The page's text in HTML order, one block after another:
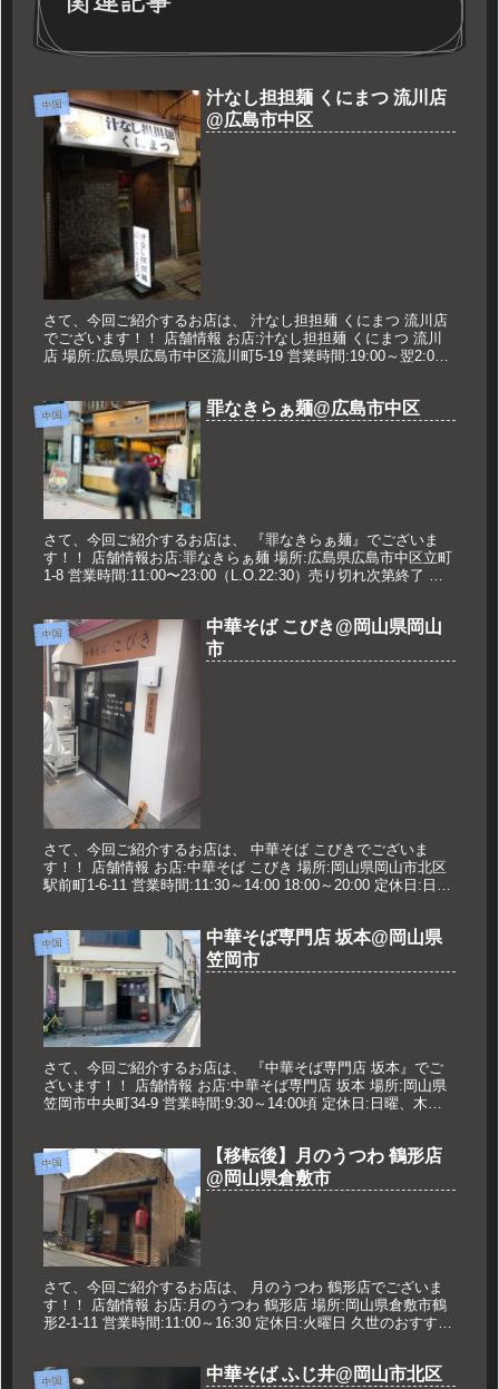
中国
汁なし担担麺 くにまつ 流川店
@広島市中区
さて、今回ご紹介するお店は、 汁なし担担麺 くにまつ 流川店
でございます！！ 店舗情報 お店:汁なし担担麺 くにまつ 流川
店 場所:広島県広島市中区流川町5-19 営業時間:19:00～翌2:00
中国 罪なきらぁ麺@広島市中区
さて、今回ご紹介するお店は、 『罪なきらぁ麺』でございま
す！！ 店舗情報お店:罪なきらぁ麺 場所:広島県広島市中区立町
1-8 営業時間:11:00〜23:00（L.O.22:30）売り切れ次第終了 定
中国
中華そば こびき@岡山県岡山
市
さて、今回ご紹介するお店は、 中華そば こびきでございま
す！！ 店舗情報 お店:中華そば こびき 場所:岡山県岡山市北区
駅前町1-6-11 営業時間:11:30～14:00 18:00～20:00 定休日:日祝
中国
中華そば専門店 坂本@岡山県
笠岡市
さて、今回ご紹介するお店は、 『中華そば専門店 坂本』でご
ざいます！！ 店舗情報 お店:中華そば専門店 坂本 場所:岡山県
笠岡市中央町34-9 営業時間:9:30～14:00頃 定休日:日曜、木
中国
【移転後】月のうつわ 鶴形店
@岡山県倉敷市
さて、今回ご紹介するお店は、 月のうつわ 鶴形店でございま
す！！ 店舗情報 お店:月のうつわ 鶴形店 場所:岡山県倉敷市鶴
形2-1-11 営業時間:11:00～16:30 定休日:火曜日 久世のおすすめ
中国 中華そば ふじ井@岡山市北区